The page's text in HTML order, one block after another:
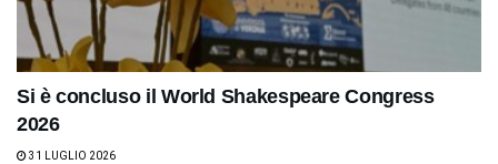
Si è concluso il World Shakespeare Congress
2026
31 LUGLIO 2026